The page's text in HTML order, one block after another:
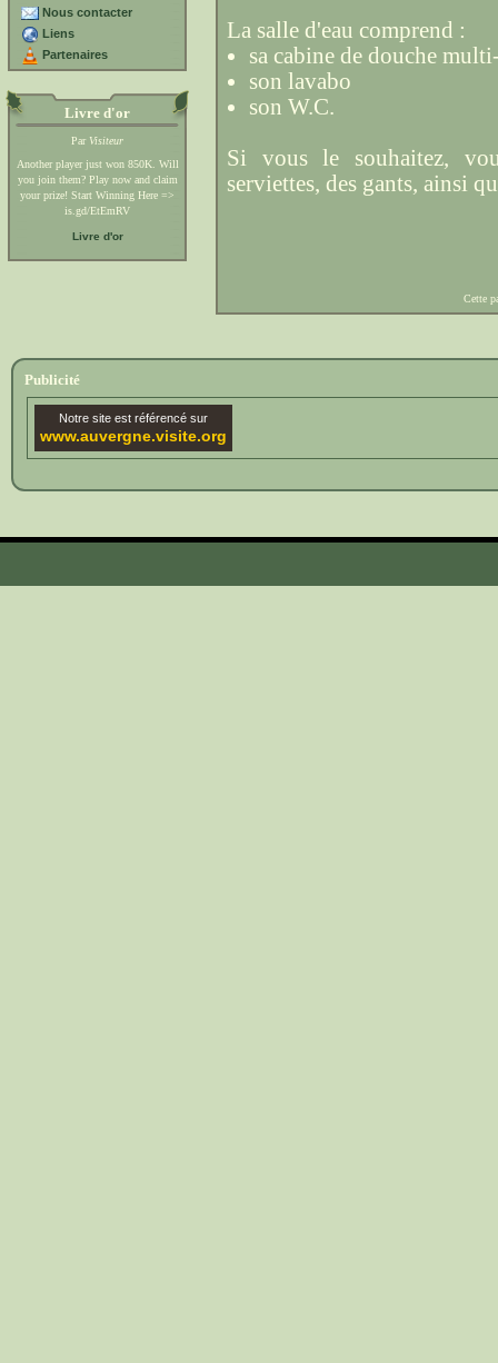
Nous contacter
Liens
Partenaires
Livre d'or
Par Visiteur
Another player just won 850K. Will
you join them? Play now and claim
your prize! Start Winning Here =>
is.gd/EtEmRV
Livre d'or
La salle d'eau comprend :
sa cabine de douche
son lavabo
son W.C.
Si vous le souhaitez,
serviettes, des gants, ainsi
Cette
Publicité
Notre site est référencé sur
www.auvergne.visite.org